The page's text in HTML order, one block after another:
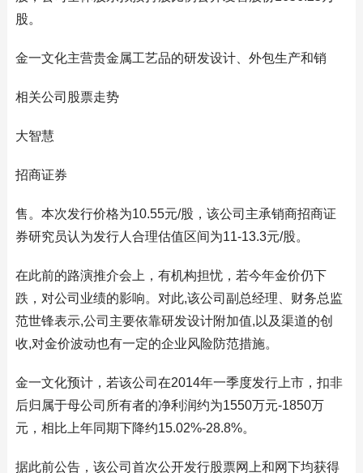
股。
金一文化主营贵金属工艺品的研发设计、外包生产和销
相关公司股票走势
大智慧
招商证券
售。本次发行价格为10.55元/股，该公司主承销商招商证
券研究员认为发行人合理估值区间为11-13.3元/股。
在此前的路演推介会上，有机构担忧，若今年金价仍下
跌，对公司业绩的影响。对此,该公司副总经理、财务总监
范世锋表示,公司主要依靠研发设计附加值,以及渠道的创
收,对金价波动也有一定的企业风险防范措施。
金一文化预计，若该公司在2014年一季度发行上市，扣非
后归属于母公司所有者的净利润约为1550万元-1850万
元，相比上年同期下降约15.02%-28.8%。
据此前公告，该公司首次公开发行股票网上和网下均获得